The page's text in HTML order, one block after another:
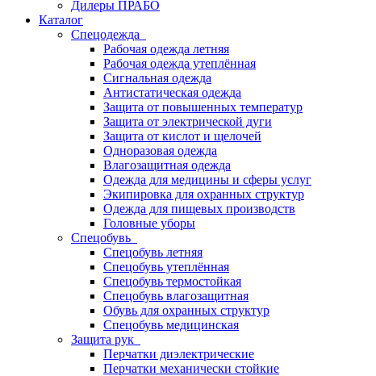
Дилеры ПРАБО
Каталог
Спецодежда
Рабочая одежда летняя
Рабочая одежда утеплённая
Сигнальная одежда
Антистатическая одежда
Защита от повышенных температур
Защита от электрической дуги
Защита от кислот и щелочей
Одноразовая одежда
Влагозащитная одежда
Одежда для медицины и сферы услуг
Экипировка для охранных структур
Одежда для пищевых производств
Головные уборы
Спецобувь
Спецобувь летняя
Спецобувь утеплённая
Спецобувь термостойкая
Спецобувь влагозащитная
Обувь для охранных структур
Спецобувь медицинская
Защита рук
Перчатки диэлектрические
Перчатки механически стойкие